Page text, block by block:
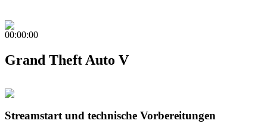
00:00:00
Grand Theft Auto V
Streamstart und technische Vorbereitungen